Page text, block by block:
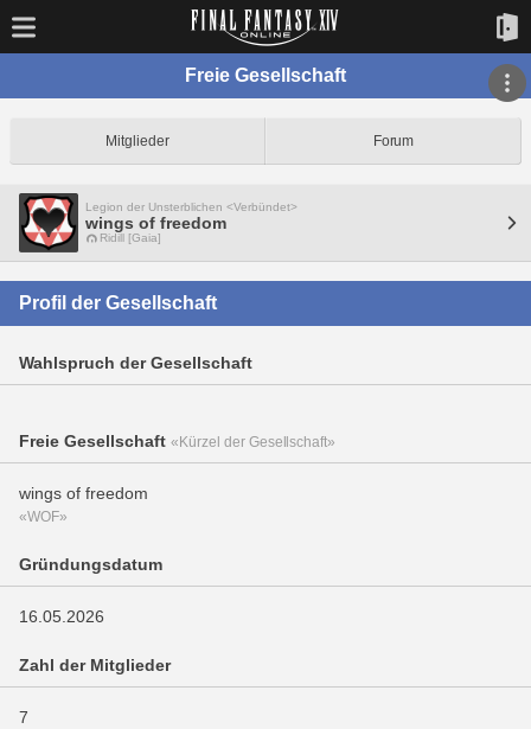
Freie Gesellschaft
Mitglieder Forum
Legion der Unsterblichen <Verbündet>
wings of freedom
Ridill [Gaia]
Profil der Gesellschaft
Wahlspruch der Gesellschaft
Freie Gesellschaft «Kürzel der Gesellschaft»
wings of freedom
«WOF»
Gründungsdatum
16.05.2026
Zahl der Mitglieder
7